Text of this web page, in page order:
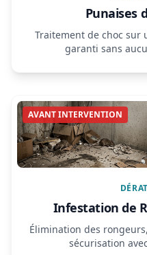
Punaises
Traitement de choc sur
garanti sans
AVANT INTERVENTION
Infestation de
Élimination des
sécurisation